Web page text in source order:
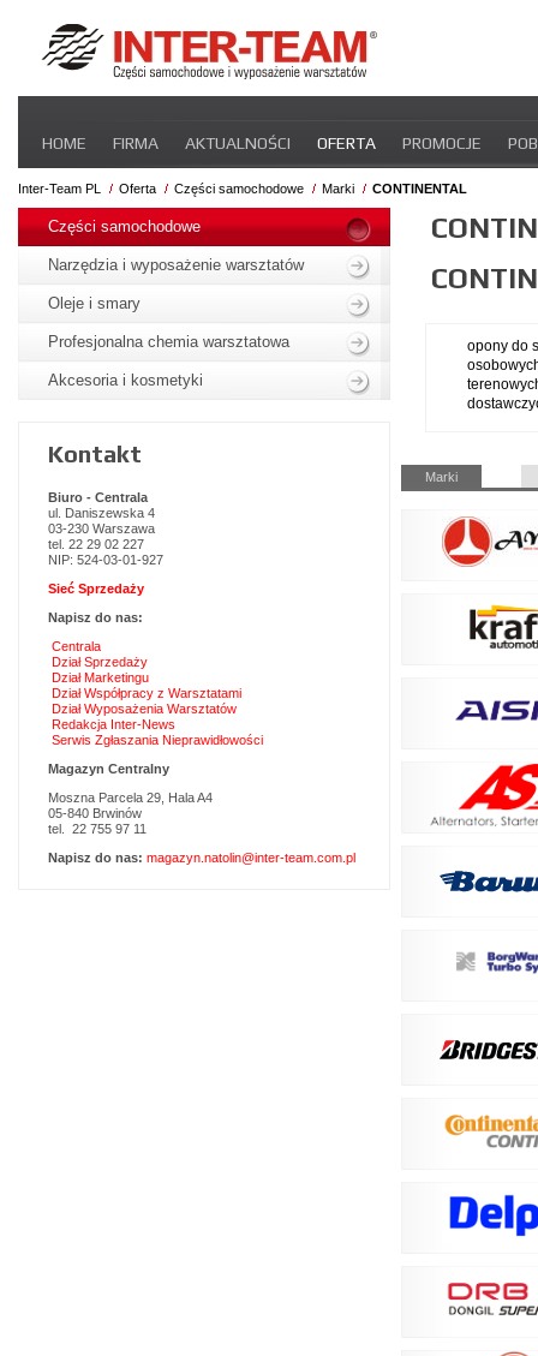
nawigacje
HOME FIRMA AKTUALNOŚCI OFERTA PROMOCJE
STREFA DLA PRZEWOŹNIKA CERTYFIKATY INTER-NEWS
Inter-Team PL Oferta Części samochodowe Marki CONTINENTAL
opony do
Pomiń
nawigacje
Marki
Pomiń
nawigacje
Części samochodowe
Narzędzia i wyposażenie warsztatów
Oleje i smary
Profesjonalna chemia warsztatowa
Akcesoria i kosmetyki
Kontakt
Biuro - Centrala
ul. Daniszewska 4
03-230 Warszawa
tel. 22 29 02 227
NIP: 524-03-01-927
Sieć Sprzedaży
Napisz do nas:
Centrala
Dział Sprzedaży
Dział Marketingu
Dział Współpracy z Warsztatami
Dział Wyposażenia Warsztatów
Redakcja Inter-News
Serwis Zgłaszania Nieprawidłowości
Magazyn Centralny
Moszna Parcela 29, Hala A4
05-840 Brwinów
tel. 22 755 97 11
Napisz do nas: magazyn.natolin@inter-team.com.pl